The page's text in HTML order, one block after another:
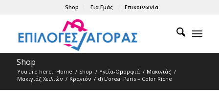
Shop Για Εμάς Επικοινωνία
Shop
You are here: Home / Shop / Υγεία-Ομορφιά / Μακιγιάζ /
Μακιγιάζ Χειλιών / Κραγιόν / d) L’oreal Paris – Color Riche